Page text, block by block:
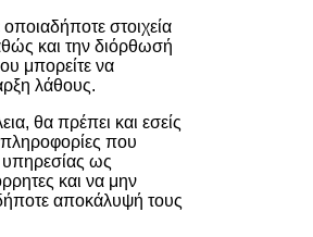
στοιχεία
και την διόρθωσή
μπορείτε να
λάθους.
θα πρέπει και εσείς
πληροφορίες που
ως
και να μην
αποκάλυψή τους